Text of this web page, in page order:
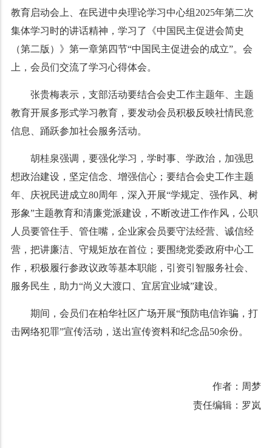
教育启动会上、在民进中央理论学习中心组2025年第二次
集体学习时的讲话精神，学习了《中国民主促进会简史
（第二版）》第一章第四节“中国民主促进会的成立”。会
上，会员们交流了学习心得体会。
张贵梅表示，支部活动要结合会史工作主题年、主题
教育开展多形式学习教育，要发动会员积极反映社情民意
信息、踊跃参加社会服务活动。
胡桂泉强调，要强化学习，学时事、学政治，加强思
想政治建设，坚定信念、增强信心；要结合会史工作主题
年、庆祝民进成立80周年，深入开展“学规定、强作风、树
形象”主题教育和清廉党派建设，不断改进工作作风，公职
人员要管住手、管住嘴，企业家会员要守法经营、诚信经
营，把讲廉洁、守规矩放在首位；要围绕党委政府中心工
作，积极履行参政议政等基本职能，引资引智服务社会、
服务民生，助力“尚义大渡口、宜居宜业城”建设。
期间，会员们在柏华社区广场开展“预防电信诈骗，打
击网络犯罪”宣传活动，送出宣传资料和纪念品50余份。
作者：周梦
责任编辑：罗岚